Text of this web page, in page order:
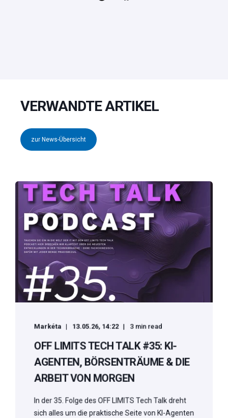
VERWANDTE ARTIKEL
zur News-Übersicht
Markéta 13.05.26, 14:22 3 min read
OFF LIMITS TECH TALK #35: KI-
AGENTEN, BÖRSENTRÄUME & DIE
ARBEIT VON MORGEN
In der 35. Folge des OFF LIMITS Tech Talk dreht
sich alles um die praktische Seite von KI-Agenten